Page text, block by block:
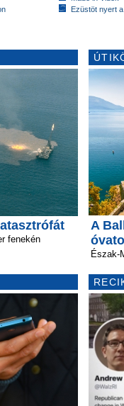
Ezüstöt nyert
fenekén
A
Észak-